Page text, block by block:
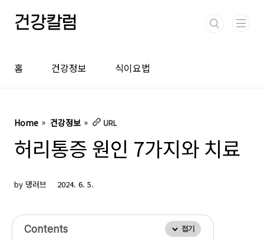
건강칼럼
홈 건강정보 식이요법
Home 건강정보
허리통증 원인 7가지와 치료
by 댕러브 2024. 6. 5.
Contents 접기